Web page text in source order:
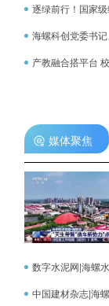
逐绿前行！国家
海螺科创党委书
产教融合搭平台
媒体聚焦
数字水泥网|海螺
中国建材杂志|海